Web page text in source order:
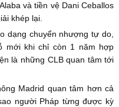
và tiền vệ Dani Ceballos
khép lại.
dạng chuyển nhượng tự do,
mới khi chỉ còn 1 năm hợp
là những CLB quan tâm tới
Madrid quan tâm hơn cả
người Pháp từng được kỳ